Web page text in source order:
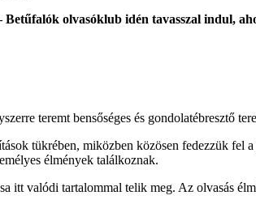
olvasóklub idén tavasszal indul,
teremt bensőséges és gondolatébresztő
tükrében, miközben közösen fedezzük
élmények találkoznak.
itt valódi tartalommal telik meg. Az olvasás